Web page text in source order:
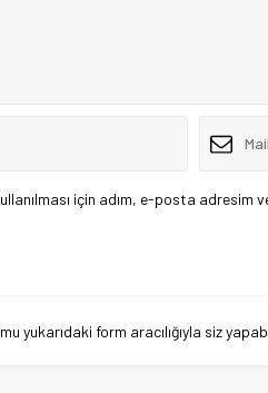
için adım, e-posta adresim
yukarıdaki form aracılığıyla siz